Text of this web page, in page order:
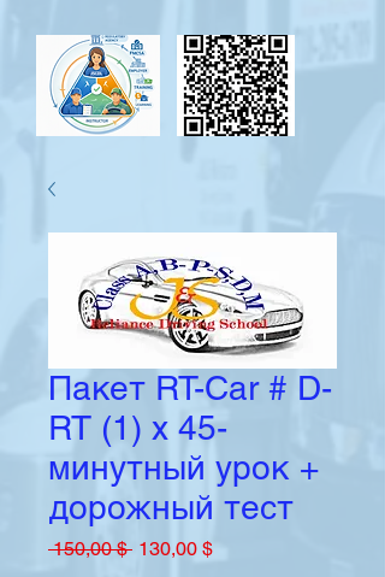
Пакет RT-Car # D-
RT (1) x 45-
минутный урок +
дорожный тест
150,00 $ Обычная
130,00 $Спеццена